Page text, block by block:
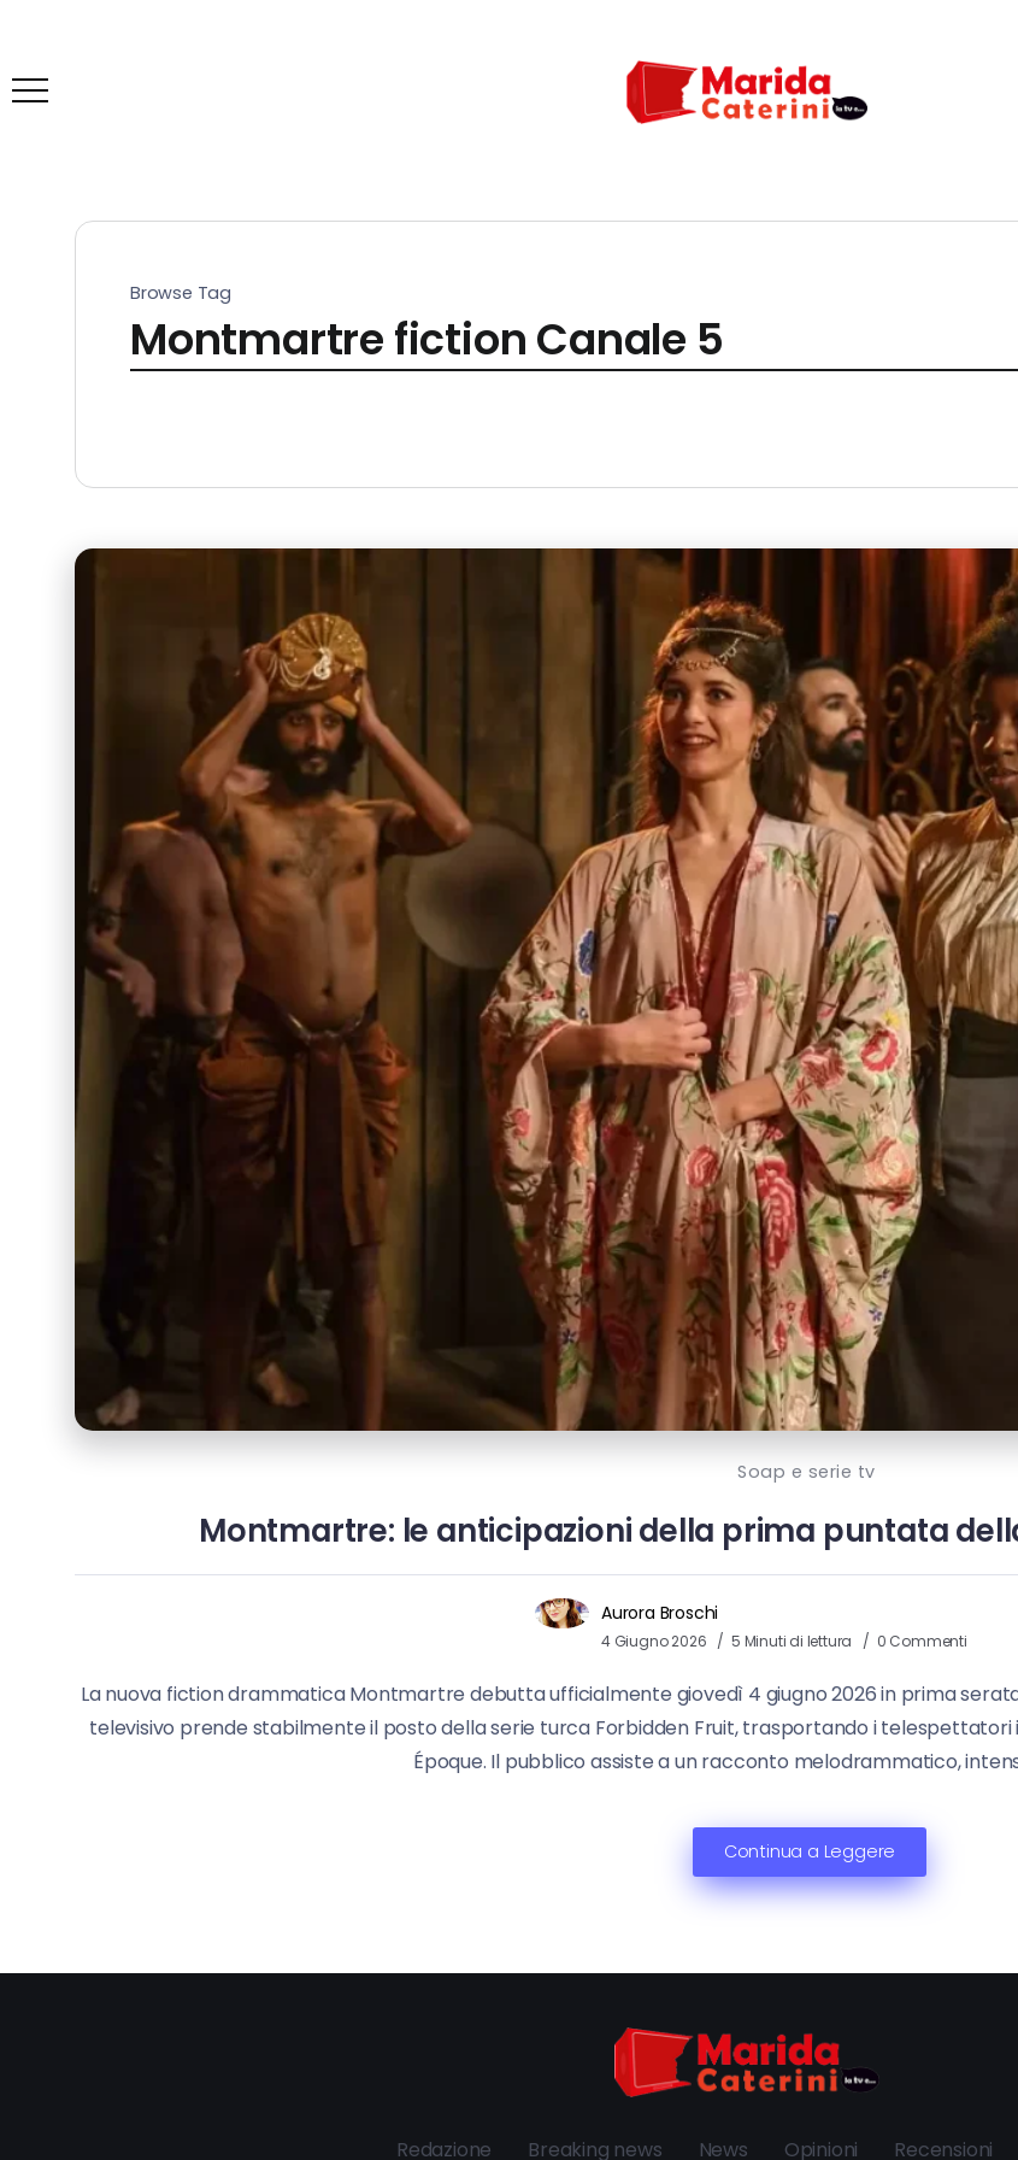
Browse Tag
Montmartre fiction Canale 5
Soap e serie tv
Montmartre: le anticipazioni della prima puntata
Aurora Broschi
4 Giugno 2026 5 Minuti di lettura 0 Commenti
La nuova fiction drammatica Montmartre debutta ufficialmente giovedì 4 giugno 2026 in prima
televisivo prende stabilmente il posto della serie turca Forbidden Fruit, trasportando i
Époque. Il pubblico assiste a un racconto melodrammatico,
Continua a Leggere
Redazione Breaking news News Opinioni Recensioni